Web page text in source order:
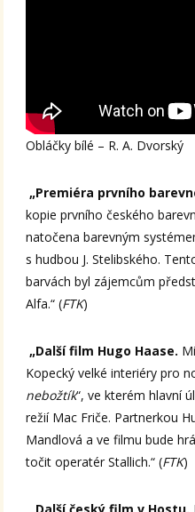
Obláčky bílé – R. A. Dvorský
„Premiéra prvního
kopie prvního českého
natočena barevným
s hudbou J. Stelibského.
barvách byl zájemcům
Alfa.“ (FTK)
„Další film Hugo Haase.
Kopecký velké interiéry pro
nebožtík“, ve kterém hlavní
režií Mac Friče. Partnerkou
Mandlová a ve filmu bude
točit operatér Stallich.“ (FTK)